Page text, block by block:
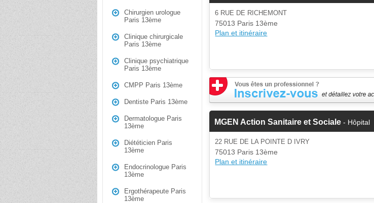
Chirurgien urologue
Paris 13ème
Clinique chirurgicale
Paris 13ème
Clinique psychiatrique
Paris 13ème
CMPP Paris 13ème
Dentiste Paris 13ème
Dermatologue Paris
13ème
Diététicien Paris
13ème
Endocrinologue Paris
13ème
Ergothérapeute Paris
13ème
6 RUE DE RICHEMONT
75013 Paris 13ème
Plan et itinéraire
MGEN Action Sanitaire et Sociale - Hôpital
22 RUE DE LA POINTE D IVRY
75013 Paris 13ème
Plan et itinéraire